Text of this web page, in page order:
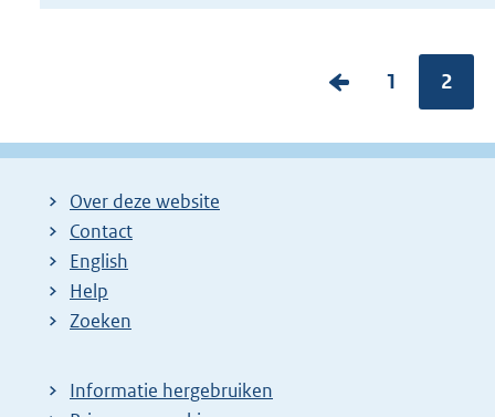
V
r
P
g
1 2
Over deze website
Contact
English
Help
Zoeken
Informatie hergebruiken